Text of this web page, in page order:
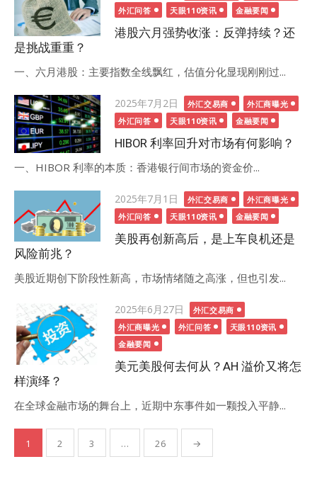
on
外汇问答
天眼110资讯 金融要闻
港股六月强势收涨：反弹持续？还
是挑战重重？
一、六月港股：主要指数全线飘红，估值分化显现刚刚过...
Posted
on
2025年7月2日 外汇交易商
外汇商曝光
外汇问答
天眼110资讯 金融要闻
HIBOR 利率回升对市场有何影响？
一、HIBOR 利率的本质：香港银行间市场的资金价...
Posted
on
2025年7月1日 外汇交易商
外汇商曝光
外汇问答
天眼110资讯 金融要闻
美股再创新高后，是上车良机还是
风险前兆？
美股近期创下阶段性新高，市场情绪随之高涨，但也引发...
Posted
on
2025年6月27日
外汇交易商
外汇商曝光
外汇问答
天眼110资讯
金融要闻
美元美股何去何从？AH 溢价又将怎
样演绎？
在全球金融市场的舞台上，近期中东事件如一颗投入平静...
文
章
1 2 3 … 26 →